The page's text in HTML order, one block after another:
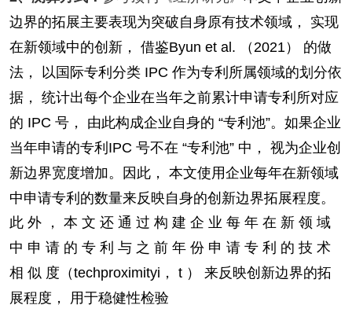
边界的拓展主要表现为突破自身原有技术领域， 实现
在新领域中的创新， 借鉴Byun et al. （2021） 的做
法， 以国际专利分类 IPC 作为专利所属领域的划分依
据， 统计出每个企业在当年之前累计申请专利所对应
的 IPC 号， 由此构成企业自身的 “专利池”。如果企业
当年申请的专利 IPC 号不在 “专利池” 中， 视为企业创
新边界宽度增加。因此， 本文使用企业每年在新领域
中申请专利的数量来反映自身的创新边界拓展程度。
此 外 ， 本 文 还 通 过 构 建 企 业 每 年 在 新 领 域
中 申 请 的 专 利 与 之 前 年 份 申 请 专 利 的 技 术
相 似 度（techproximityi， t ） 来反映创新边界的拓
展程度， 用于稳健性检验